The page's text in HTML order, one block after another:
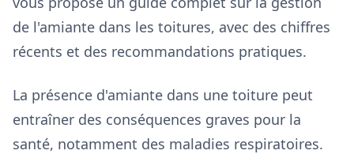
de l'amiante dans les toitures, avec des chiffres
récents et des recommandations pratiques.
La présence d'amiante dans une toiture peut
entraîner des conséquences graves pour la
santé, notamment des maladies respiratoires.